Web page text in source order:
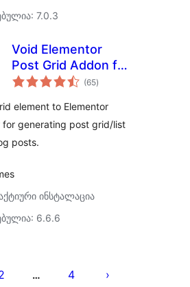
7.0.3
Void Elementor
Post Grid Addon for
Elementor Page
(65საერთო
რეიტინგი
)
element to Elementor
for generating post grid/list
posts.
ინსტალაცია
6.6.6
… 4